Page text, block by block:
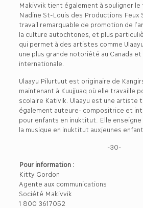
Makivvik tient également à souligner le
Nadine St-Louis des Productions Feux
travail remarquable de promotion de
la culture autochtones, et plus
qui permet à des artistes comme
une plus grande notoriété au Canada et
internationale.
Ulaayu Pilurtuut est originaire de
maintenant à Kuujjuaq où elle travaille
scolaire Kativik. Ulaayu est une artiste
également auteure- compositrice et
pour enfants en inuktitut. Elle
la musique en inuktitut auxjeunes
-30-
Pour information :
Kitty Gordon
Agente aux communications
Société Makivvik
1 800 3617052